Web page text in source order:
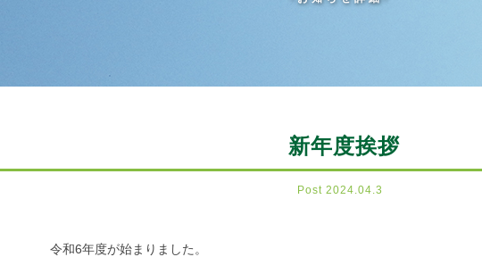
新年度挨拶
Post 2024.04.3
令和6年度が始まりました。